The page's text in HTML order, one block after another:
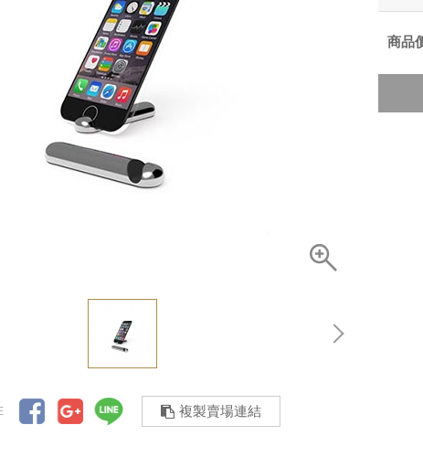
複製賣場連結
商品